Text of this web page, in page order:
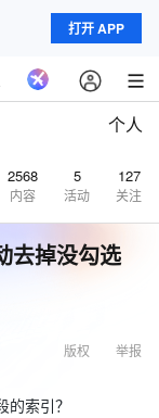
打开 APP
个人
2568
内容
5
活动
127
关注
去掉没勾选
举报
版权
索引？